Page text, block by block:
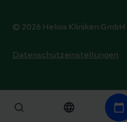
© 2026 Helios Kliniken GmbH
Datenschutzeinstellungen